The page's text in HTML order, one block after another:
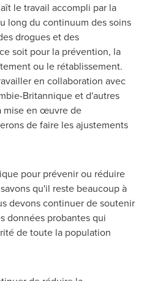
le travail accompli par la
long du continuum des soins
drogues et des
soit pour la prévention, la
ou le rétablissement.
en collaboration avec
Britannique et d'autres
mise en œuvre de
de faire les ajustements
pour prévenir ou réduire
qu'il reste beaucoup à
devons continuer de soutenir
données probantes qui
de toute la population